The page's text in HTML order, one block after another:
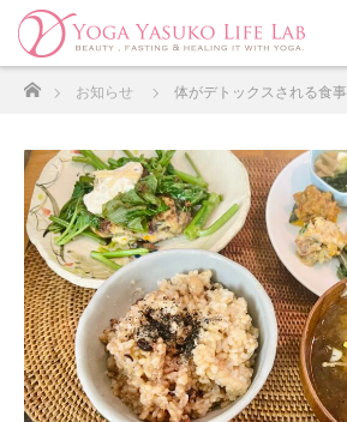
ホーム
お知らせ 体がデトックスされる食事